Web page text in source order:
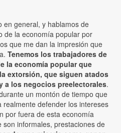
en general, y hablamos de
de la economía popular por
que me dan la impresión que
Tenemos los trabajadores de
la economía popular que
extorsión, que siguen atados
a los negocios preelectorales.
un montón de tiempo que
defender los intereses
por fuera de esta economía
informales, prestaciones de